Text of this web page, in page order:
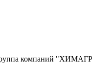
компаний